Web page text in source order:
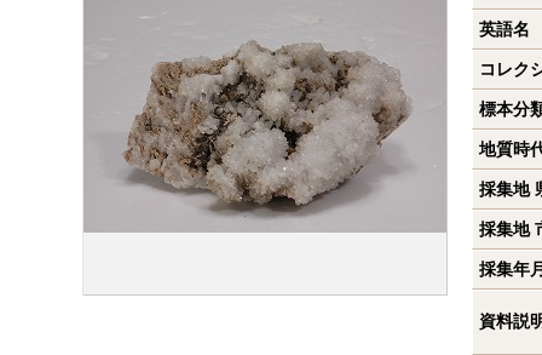
英語名
コレク
標本分
地質時
採集地
採集地
採集年
資料説